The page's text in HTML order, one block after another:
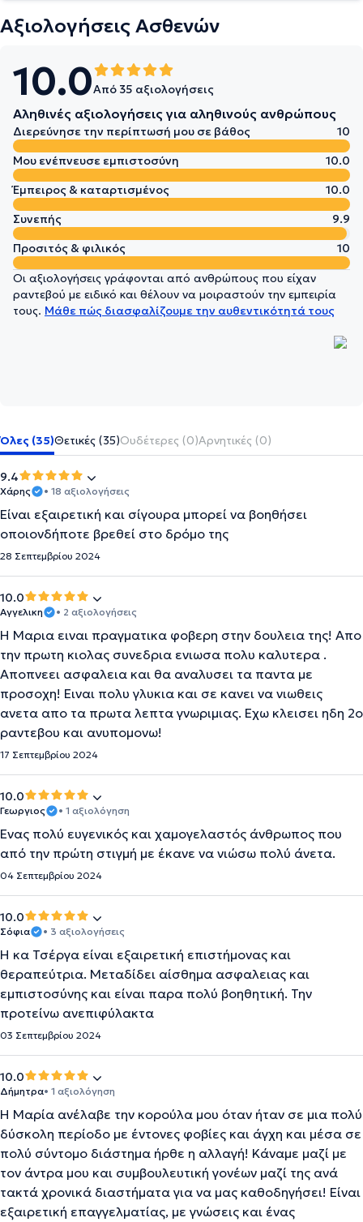
Αξιολογήσεις Ασθενών
10.0Από 35 αξιολογήσεις
Αληθινές αξιολογήσεις για αληθινούς ανθρώπους
Διερεύνησε την περίπτωσή μου σε βάθος
10
Μου ενέπνευσε εμπιστοσύνη
10.0
Έμπειρος & καταρτισμένος
10.0
Συνεπής
9.9
Προσιτός & φιλικός
10
Οι αξιολογήσεις γράφονται από ανθρώπους που είχαν
ραντεβού με ειδικό και θέλουν να μοιραστούν την εμπειρία
τους. Μάθε πώς διασφαλίζουμε την αυθεντικότητά τους
Όλες (35)Θετικές (35)Ουδέτερες (0)Αρνητικές (0)
9.4
Xάρης • 18 αξιολογήσεις
Είναι εξαιρετική και σίγουρα μπορεί να βοηθήσει
οποιονδήποτε βρεθεί στο δρόμο της
28 Σεπτεμβρίου 2024
10.0
Αγγελικη • 2 αξιολογήσεις
H Μαρια ειναι πραγματικα φοβερη στην δουλεια της! Απο
την πρωτη κιολας συνεδρια ενιωσα πολυ καλυτερα .
Αποπνεει ασφαλεια και θα αναλυσει τα παντα με
προσοχη! Ειναι πολυ γλυκια και σε κανει να νιωθεις
ανετα απο τα πρωτα λεπτα γνωριμιας. Εχω κλεισει ηδη 2ο
ραντεβου και ανυπομονω!
17 Σεπτεμβρίου 2024
10.0
Γεωργιος • 1 αξιολόγηση
Ένας πολύ ευγενικός και χαμογελαστός άνθρωπος που
από την πρώτη στιγμή με έκανε να νιώσω πολύ άνετα.
04 Σεπτεμβρίου 2024
10.0
Σόφια • 3 αξιολογήσεις
Η κα Τσέργα είναι εξαιρετική επιστήμονας και
θεραπεύτρια. Μεταδίδει αίσθημα ασφαλειας και
εμπιστοσύνης και είναι παρα πολύ βοηθητική. Την
προτείνω ανεπιφύλακτα
03 Σεπτεμβρίου 2024
10.0
Δήμητρα• 1 αξιολόγηση
Η Μαρία ανέλαβε την κορούλα μου όταν ήταν σε μια πολύ
δύσκολη περίοδο με έντονες φοβίες και άγχη και μέσα σε
πολύ σύντομο διάστημα ήρθε η αλλαγή! Κάναμε μαζί με
τον άντρα μου και συμβουλευτική γονέων μαζί της ανά
τακτά χρονικά διαστήματα για να μας καθοδηγήσει! Είναι
εξαιρετική επαγγελματίας, με γνώσεις και ένας